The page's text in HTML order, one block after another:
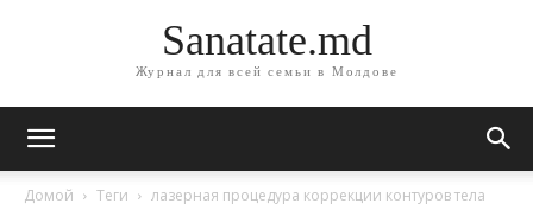
Sanatate.md
Журнал для всей семьи в Молдове
Домой Теги лазерная процедура коррекции контуров тела